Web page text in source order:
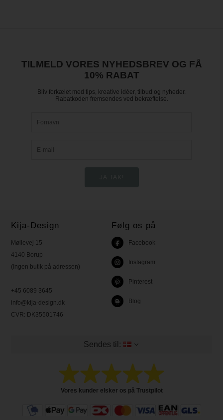
TILMELD VORES NYHEDSBREV OG FÅ
10% RABAT
Bliv forkælet med tips, kreative idéer, tilbud og nyheder.
Rabatkoden fremsendes ved bekræftelse.
Kija-Design
Møllevej 15
4140 Borup
(Ingen butik på adressen)
+45 6089 3645
info@kija-design.dk
CVR: DK35501746
Følg os på
Facebook
Instagram
Pinterest
Blog
Sendes til:
Vores kunder elsker os på Trustpilot